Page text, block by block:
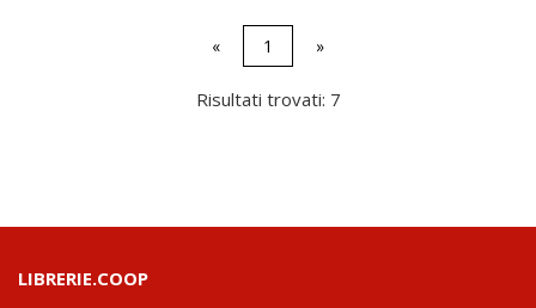
« 1 »
Risultati trovati: 7
LIBRERIE.COOP